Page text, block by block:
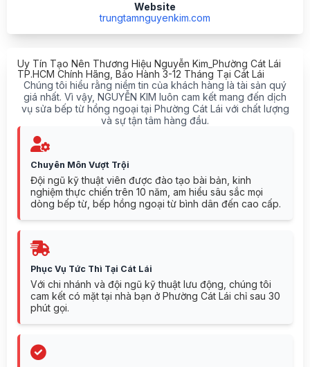
Website
trungtamnguyenkim.com
Uy Tín Tạo Nên Thương Hiệu Nguyễn Kim_Phường Cát Lái
TP.HCM Chính Hãng, Bảo Hành 3-12 Tháng Tại Cát Lái
Chúng tôi hiểu rằng niềm tin của khách hàng là tài sản quý
giá nhất. Vì vậy, NGUYỄN KIM luôn cam kết mang đến dịch
vụ sửa bếp từ hồng ngoại tại Phường Cát Lái với chất lượng
và sự tận tâm hàng đầu.
Chuyên Môn Vượt Trội
Đội ngũ kỹ thuật viên được đào tạo bài bản, kinh
nghiệm thực chiến trên 10 năm, am hiểu sâu sắc mọi
dòng bếp từ, bếp hồng ngoại từ bình dân đến cao cấp.
Phục Vụ Tức Thì Tại Cát Lái
Với chi nhánh và đội ngũ kỹ thuật lưu động, chúng tôi
cam kết có mặt tại nhà bạn ở Phường Cát Lái chỉ sau 30
phút gọi.